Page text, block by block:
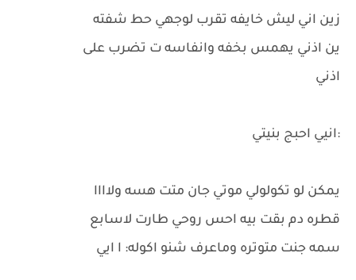
زين اني ليش خايفه تقرب لوجهي حط شفته
ين اذني يهمس بخفه وانفاسه ت تضرب على
اذني
:انيي احبج بنيتي
يمكن لو تكولولي موتي جان متت هسه ولاااا
قطره دم بقت بيه احس روحي طارت لاسابع
سمه جنت متوتره وماعرف شنو اكوله: ا ايي